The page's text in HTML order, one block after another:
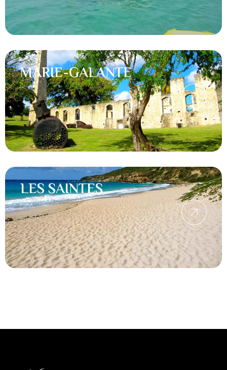
MARIE-GALANTE
LES SAINTES